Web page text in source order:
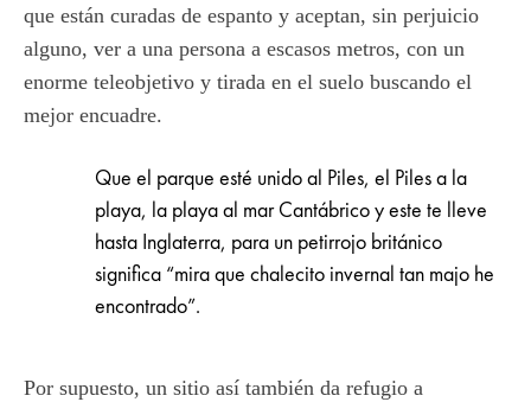
que están curadas de espanto y aceptan, sin perjuicio
alguno, ver a una persona a escasos metros, con un
enorme teleobjetivo y tirada en el suelo buscando el
mejor encuadre.
Que el parque esté unido al Piles, el Piles a la
playa, la playa al mar Cantábrico y este te lleve
hasta Inglaterra, para un petirrojo británico
significa “mira que chalecito invernal tan majo he
encontrado”.
Por supuesto, un sitio así también da refugio a